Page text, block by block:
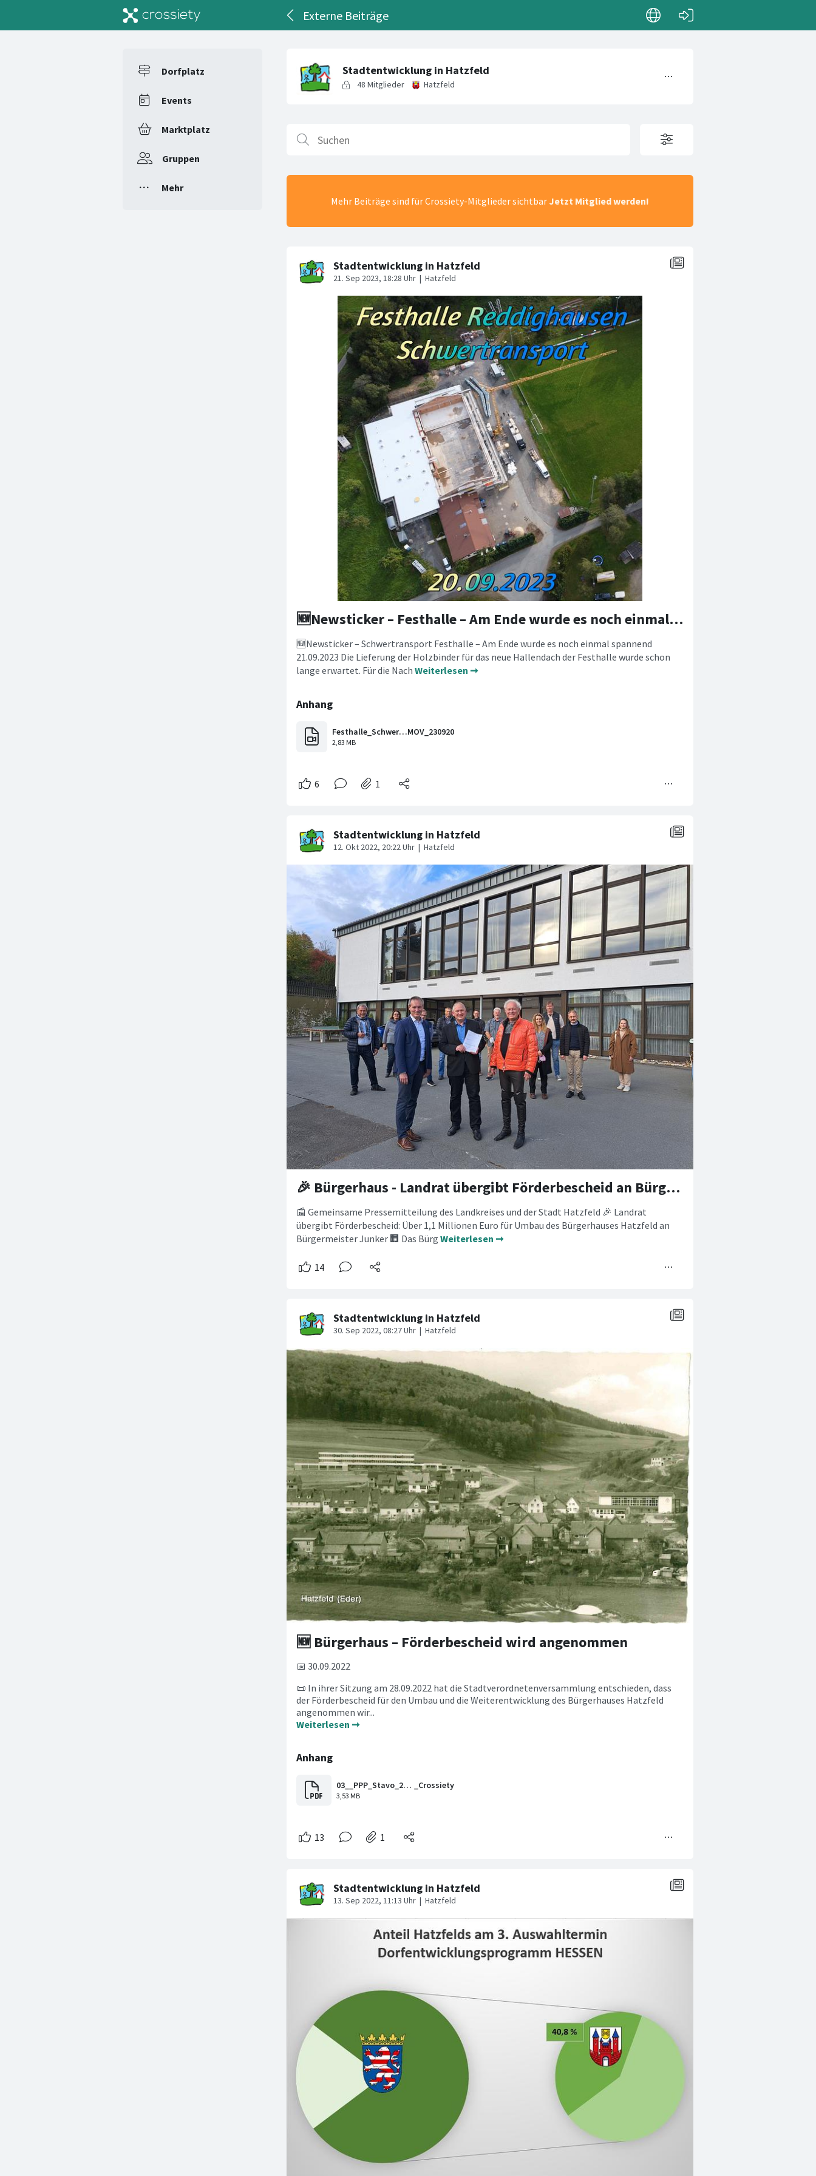
Externe Beiträge
Dorfplatz
Events
Marktplatz
Gruppen
Mehr
Mehr Beiträge sind für Crossiety-Mitglieder sichtbar Jetzt Mitglied werden!
🆕Newsticker – Festhalle – Am Ende wurde es noch einmal spannend
🆕Newsticker – Schwertransport Festhalle – Am Ende wurde es noch einmal spannend
21.09.2023 Die Lieferung der Holzbinder für das neue Hallendach der Festhalle wurde schon
lange erwartet. Für die Nach Weiterlesen ➞
🎉 Bürgerhaus - Landrat übergibt Förderbescheid an Bürgermeister Junker
📰 Gemeinsame Pressemitteilung des Landkreises und der Stadt Hatzfeld 🎉 Landrat
übergibt Förderbescheid: Über 1,1 Millionen Euro für Umbau des Bürgerhauses Hatzfeld an
Bürgermeister Junker 🏢 Das Bürg Weiterlesen ➞
🆕 Bürgerhaus – Förderbescheid wird angenommen
📅 30.09.2022
📜 In ihrer Sitzung am 28.09.2022 hat die Stadtverordnetenversammlung entschieden, dass
der Förderbescheid für den Umbau und die Weiterentwicklung des Bürgerhauses Hatzfeld
angenommen wir...
Weiterlesen ➞